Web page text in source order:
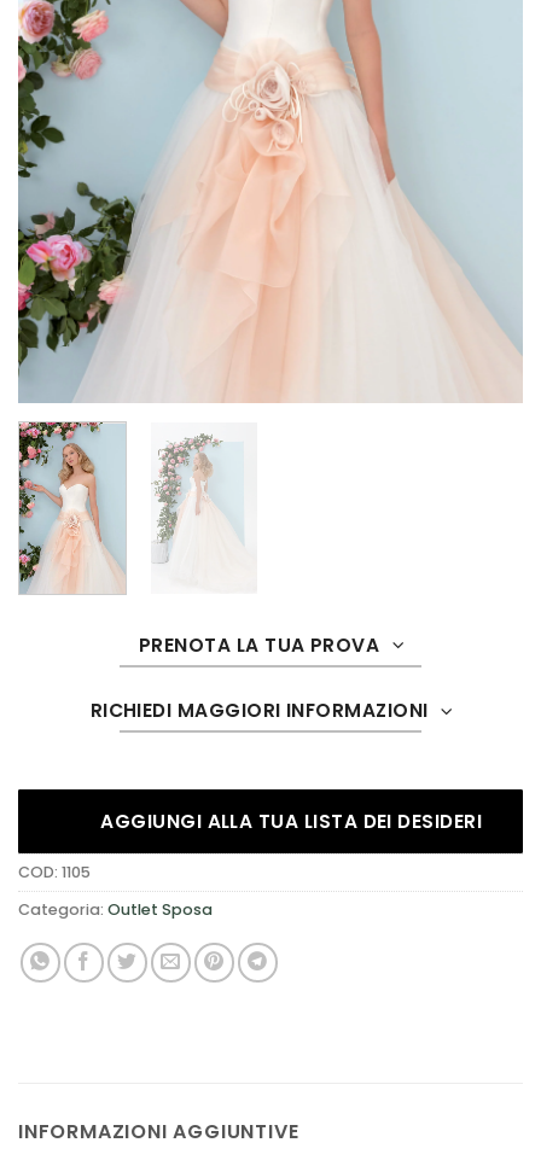
PRENOTA LA TUA PROVA
RICHIEDI MAGGIORI INFORMAZIONI
AGGIUNGI ALLA TUA LISTA DEI DESIDERI
COD: 1105
Categoria: Outlet Sposa
INFORMAZIONI AGGIUNTIVE